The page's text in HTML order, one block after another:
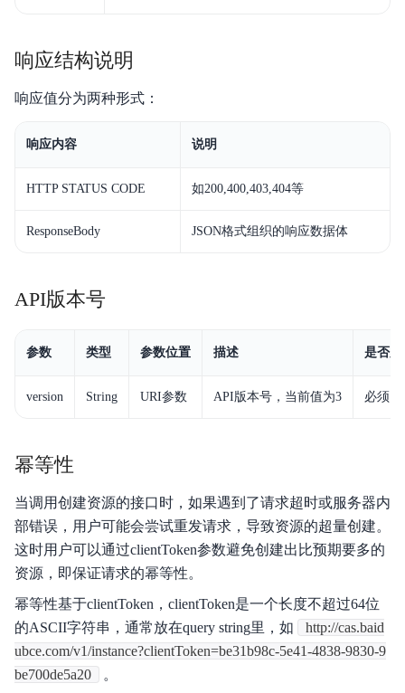
响应结构说明
响应值分为两种形式：
响应内容 说明
HTTP STATUS CODE 如200,400,403,404等
ResponseBody JSON格式组织的响应数据体
API版本号
参数 类型 参数位置 描述 是否必
version String URI参数 API版本号，当前值为3 必须
幂等性
当调用创建资源的接口时，如果遇到了请求超时或服务器内
部错误，用户可能会尝试重发请求，导致资源的超量创建。
这时用户可以通过clientToken参数避免创建出比预期要多的
资源，即保证请求的幂等性。
幂等性基于clientToken，clientToken是一个长度不超过64位
的ASCII字符串，通常放在query string里，如
http://cas.baid
ubce.com/v1/instance?clientToken=be31b98c-5e41-4838-9830-9
be700de5a20
。